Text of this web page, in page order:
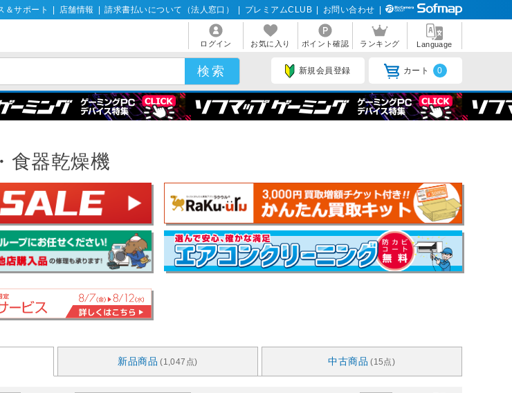
＆サポート 店舗情報 請求書払いについて（法人窓口） プレミアムCLUB お問い合わせ
ログイン お気に入り ポイント確認 ランキング Language
新規会員登録 カート 0
食器乾燥機
新品商品 (1,047点) 中古商品 (15点)